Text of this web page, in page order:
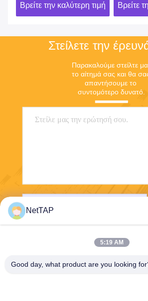
Βρείτε την καλύτερη τιμή
δικτύων
Βρείτε
Στείλετε την
Παρακαλούμε στείλτε
το αίτημά σας και θα
απαντήσουμε το
συντομότερο δυνατό.
NetTAP
5:19 AM
Good day, what product are you looking